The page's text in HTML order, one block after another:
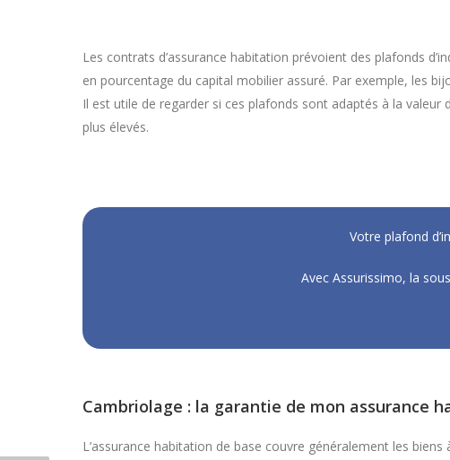
Les contrats d’assurance habitation prévoient des plafonds
en pourcentage du capital mobilier assuré. Par exemple, les
Il est utile de regarder si ces plafonds sont adaptés à la
plus élevés.
Votre plafond
Avec Assurissimo, la
Cambriolage : la garantie de mon assurance
L’assurance habitation de base couvre généralement les